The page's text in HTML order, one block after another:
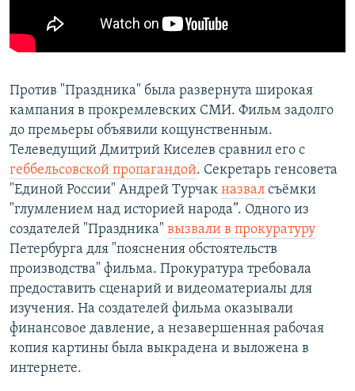
​Против "Праздника" была развернута широкая
кампания в прокремлевских СМИ. Фильм задолго
до премьеры объявили кощунственным.
Телеведущий Дмитрий Киселев сравнил его с
геббельсовской пропагандой. Секретарь генсовета
"Единой России" Андрей Турчак назвал съёмки
"глумлением над историей народа”. Одного из
создателей "Праздника" вызвали в прокуратуру
Петербурга для "пояснения обстоятельств
производства" фильма. Прокуратура требовала
предоставить сценарий и видеоматериалы для
изучения. На создателей фильма оказывали
финансовое давление, а незавершенная рабочая
копия картины была выкрадена и выложена в
интернете.